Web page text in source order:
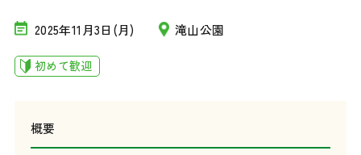
2025年11月3日(月) 滝山公園
初めて歓迎
概要